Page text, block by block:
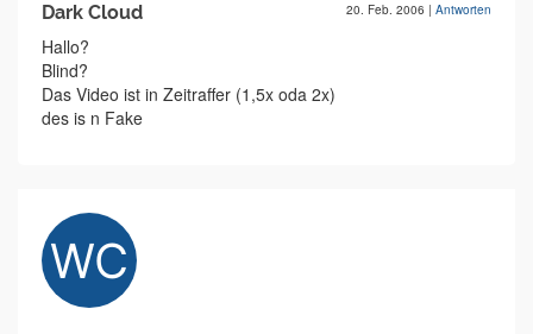
Dark Cloud 20. Feb. 2006 | Antworten
Hallo?
Blind?
Das Video ist in Zeitraffer (1,5x oda 2x)
des is n Fake